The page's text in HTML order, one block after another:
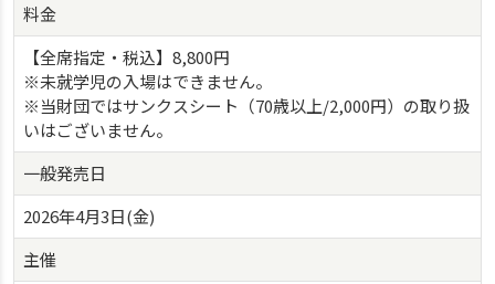
料金
【全席指定・税込】8,800円
※未就学児の入場はできません。
※当財団ではサンクスシート（70歳以上/2,000円）の取り扱
いはございません。
一般発売日
2026年4月3日(金)
主催